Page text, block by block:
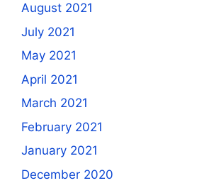
August 2021
July 2021
May 2021
April 2021
March 2021
February 2021
January 2021
December 2020